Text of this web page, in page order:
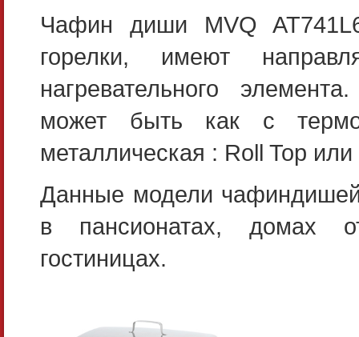
Чафин диши MVQ
горелки, имеют
нагревательного
может быть как с
металлическая : Roll Top
Данные модели чафиндишей
в пансионатах, домах
гостиницах.